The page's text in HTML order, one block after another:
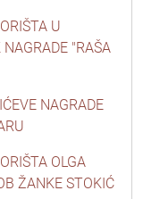
U
"RAŠA
NAGRADE
OLGA
ŽANKE STOKIĆ